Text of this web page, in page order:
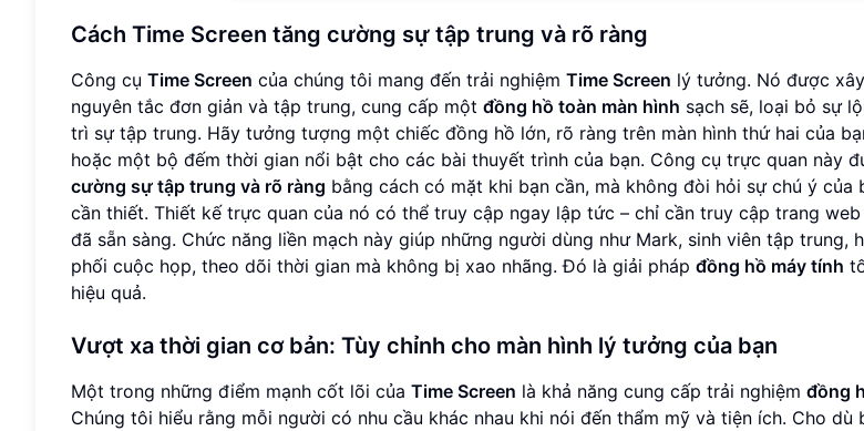
Cách Time Screen tăng cường sự tập trung và rõ ràng
Công cụ Time Screen của chúng tôi mang đến trải nghiệm Time Screen lý tưởng. Nó được
nguyên tắc đơn giản và tập trung, cung cấp một đồng hồ toàn màn hình sạch sẽ, loại bỏ sự
trì sự tập trung. Hãy tưởng tượng một chiếc đồng hồ lớn, rõ ràng trên màn hình thứ hai của
hoặc một bộ đếm thời gian nổi bật cho các bài thuyết trình của bạn. Công cụ trực quan này
cường sự tập trung và rõ ràng bằng cách có mặt khi bạn cần, mà không đòi hỏi sự chú ý của
cần thiết. Thiết kế trực quan của nó có thể truy cập ngay lập tức – chỉ cần truy cập trang
đã sẵn sàng. Chức năng liền mạch này giúp những người dùng như Mark, sinh viên tập trung,
phối cuộc họp, theo dõi thời gian mà không bị xao nhãng. Đó là giải pháp đồng hồ máy tính
hiệu quả.
Vượt xa thời gian cơ bản: Tùy chỉnh cho màn hình lý tưởng của bạn
Một trong những điểm mạnh cốt lõi của Time Screen là khả năng cung cấp trải nghiệm đồng
Chúng tôi hiểu rằng mỗi người có nhu cầu khác nhau khi nói đến thẩm mỹ và tiện ích. Cho dù